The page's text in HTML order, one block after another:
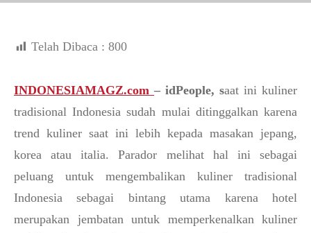
Telah Dibaca : 800
INDONESIAMAGZ.com – idPeople, saat ini kuliner
tradisional Indonesia sudah mulai ditinggalkan karena
trend kuliner saat ini lebih kepada masakan jepang,
korea atau italia. Parador melihat hal ini sebagai
peluang untuk mengembalikan kuliner tradisional
Indonesia sebagai bintang utama karena hotel
merupakan jembatan untuk memperkenalkan kuliner